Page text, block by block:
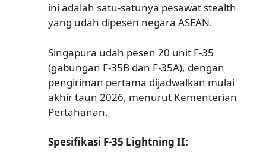
ini adalah satu-satunya pesawat stealth
yang udah dipesen negara ASEAN.
Singapura udah pesen 20 unit F-35
(gabungan F-35B dan F-35A), dengan
pengiriman pertama dijadwalkan mulai
akhir taun 2026, menurut Kementerian
Pertahanan.
Spesifikasi F-35 Lightning II: